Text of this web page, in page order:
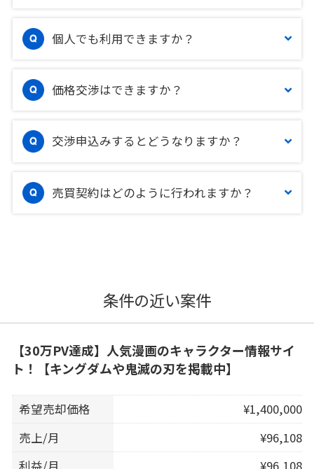
個人でも利用できますか？
価格交渉はできますか？
交渉申込みするとどうなりますか？
売買契約はどのように行われますか？
条件の近い案件
【30万PV達成】人気漫画のキャラクター情報サイ
ト！【キングダムや鬼滅の刃を掲載中】
希望売却価格
¥1,400,000
売上/月
¥96,108
利益/月
¥96,108